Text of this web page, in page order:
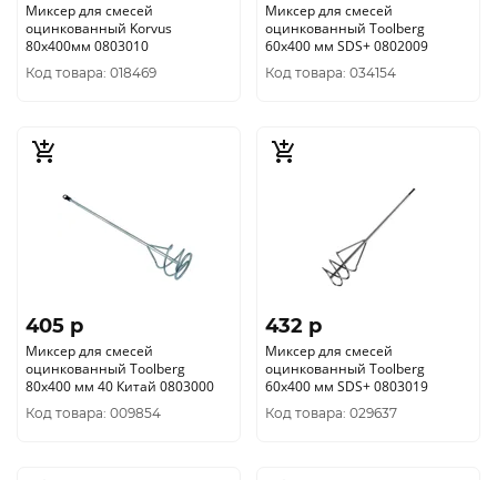
Миксер для смесей
оцинкованный Korvus
80х400мм 0803010
Код товара: 018469
Миксер для смесей
оцинкованный Toolberg
60х400 мм SDS+ 0802009
Код товара: 034154
405 p
Миксер для смесей
оцинкованный Toolberg
80х400 мм 40 Китай 0803000
Код товара: 009854
432 p
Миксер для смесей
оцинкованный Toolberg
60х400 мм SDS+ 0803019
Код товара: 029637